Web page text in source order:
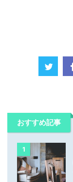
おすすめ記事
1